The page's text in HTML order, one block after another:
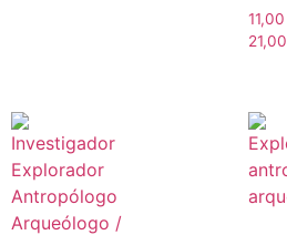
11,00
21,00